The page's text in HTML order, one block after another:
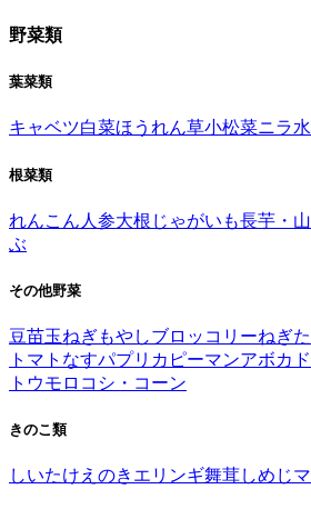
野菜類
葉菜類
キャベツ白菜ほうれん草小松菜ニラ
根菜類
れんこん 人参大根 じゃがいも長芋・
ぶ
その他野菜
豆苗玉ねぎもやしブロッコリーねぎ
トマト なすパプリカ ピーマンアボカド
トウモロコシ・コーン
きのこ類
しいたけ えのき エリンギ舞茸しめじ